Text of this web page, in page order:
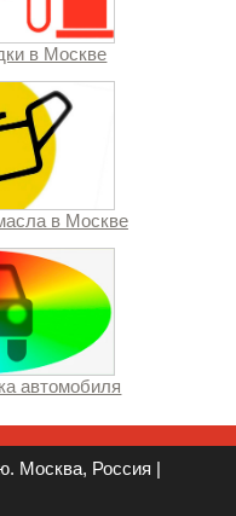
в Москве
в Москве
автомобиля
Москва, Россия |